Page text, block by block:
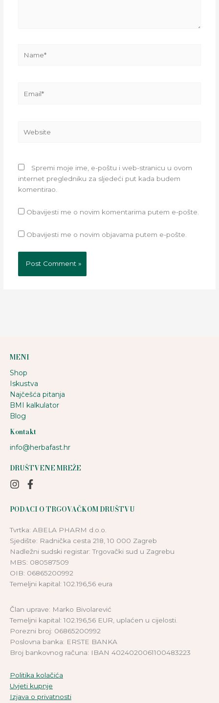
Spremi moje ime, e-poštu i web-stranicu u ovom
internet pregledniku za sljedeći put kada budem
komentirao.
Obavijesti me o novim komentarima putem e-pošte.
Obavijesti me o novim objavama putem e-pošte.
MENI
Shop
Iskustva
Najčešća pitanja
BMI kalkulator
Blog
Kontakt
info@herbafast.hr
DRUŠTVENE MREŽE
PODACI O TRGOVAČKOM DRUŠTVU
Tvrtka: ABELA PHARM d.o.o.
Sjedište: Radnička cesta 218, 10 000 Zagreb
Nadležni sudski registar: Trgovački sud u Zagrebu
MBS: 080587509
OIB: 06865200992
Temeljni kapital: 102.196,56 eura
Član uprave: Marko Bivolarević
Temeljni kapital: 102.196,56 EUR, uplaćen u cijelosti.
Porezni broj: 06865200992
Poslovna banka: ERSTE BANKA
Broj bankovnog računa: IBAN 4024020061100483223
Politika kolačića
Uvjeti kupnje
Izjava o privatnosti